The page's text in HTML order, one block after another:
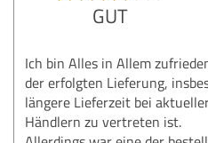
GUT
Ich bin Alles in Allem
der erfolgten Lieferung,
längere Lieferzeit bei
Händlern zu vertreten ist.